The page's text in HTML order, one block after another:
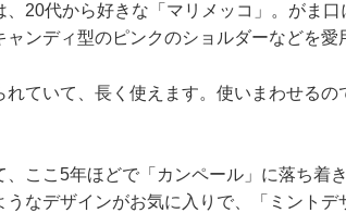
、20代から好きな「マリメッコ」。がま
ンディ型のピンクのショルダーなどを愛
れていて、長く使えます。使いまわせる
、ここ5年ほどで「カンペール」に落ち着
うなデザインがお気に入りで、「ミントデ